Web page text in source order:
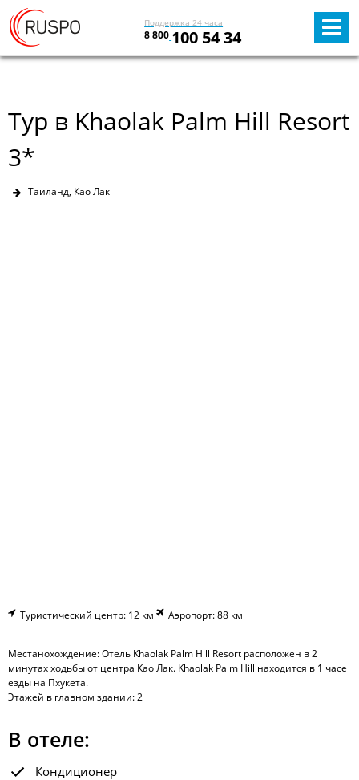
Поддержка 24 часа
8 800 100 54 34
Тур в Khaolak Palm Hill Resort
3*
Таиланд, Као Лак
Туристический центр: 12 км Аэропорт: 88 км
Местанохождение: Отель Khaolak Palm Hill Resort расположен в 2
минутах ходьбы от центра Као Лак. Khaolak Palm Hill находится в 1 часе
езды на Пхукета.
Этажей в главном здании: 2
В отеле:
Кондиционер